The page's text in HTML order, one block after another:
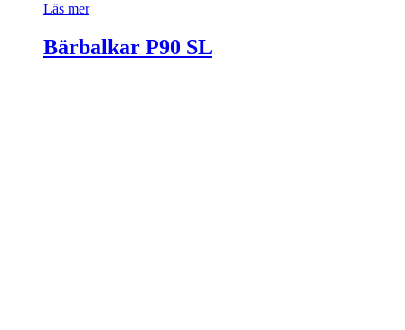
Läs mer
Bärbalkar P90 SL